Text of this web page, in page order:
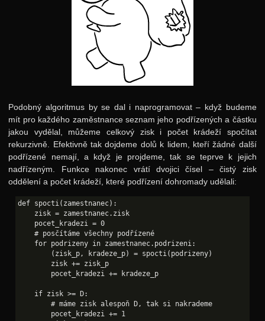
Podobný algoritmus by se dal i naprogramovat – když budeme
mít pro každého zaměstnance seznam jeho podřízených a částku
jakou vydělal, můžeme celkový zisk i počet krádeží spočítat
rekurzivně. Efektivně tak dojdeme dolů k lidem, kteří žádné další
podřízené nemají, a když je projdeme, tak se teprve k jejich
nadřízeným. Funkce nakonec vrátí dvojici čísel – čistý zisk
oddělení a počet krádeží, které podřízení dohromady udělali:
def spocti(zamestnanec):
    zisk = zamestnanec.zisk
    pocet_kradezi = 0
    # posčítáme všechny podřízené
    for podrizeny in zamestnanec.podrizeni:
    if zisk >= D: